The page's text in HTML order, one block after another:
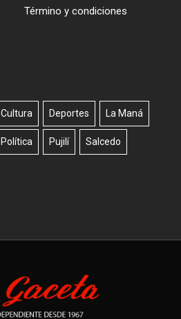
Término y condiciones
Cultura Deportes La Maná
Política Pujilí Salcedo